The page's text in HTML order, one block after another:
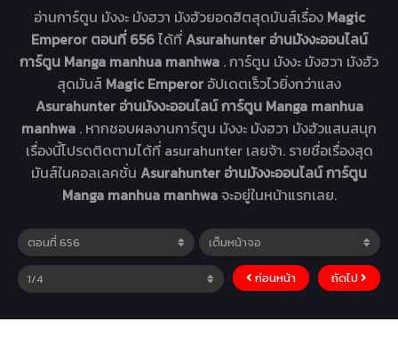
อ่านการ์ตูน มังงะ มังฮวา มังฮัวยอดฮิตสุดมันส์เรื่อง Magic
Emperor ตอนที่ 656ได้ที่Asurahunter อ่านมังงะออนไลน์
การ์ตูน Manga manhua manhwa . การ์ตูน มังงะ มังฮวา มังฮัว
สุดมันส์ Magic Emperor อัปเดตเร็วไวยิ่งกว่าแสง
Asurahunter อ่านมังงะออนไลน์ การ์ตูน Manga manhua
manhwa . หากชอบผลงานการ์ตูน มังงะ มังฮวา มังฮัวแสนสนุก
เรื่องนี้โปรดติดตามได้ที่ asurahunter เลยจ้า. รายชื่อเรื่องสุด
มันส์ในคอลเลคชั่น Asurahunter อ่านมังงะออนไลน์ การ์ตูน
Manga manhua manhwa จะอยู่ในหน้าแรกเลย.
ก่อนหน้า ถัดไป